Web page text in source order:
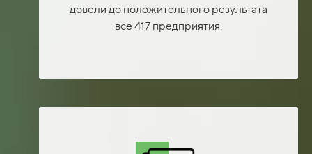
довели до положительного результата
все 417 предприятия.